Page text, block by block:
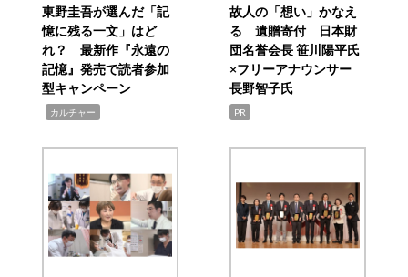
東野圭吾が選んだ「記
憶に残る一文」はど
れ？ 最新作『永遠の
記憶』発売で読者参加
型キャンペーン
カルチャー
故人の「想い」かなえ
る 遺贈寄付 日本財
団名誉会長 笹川陽平氏
×フリーアナウンサー
長野智子氏
PR